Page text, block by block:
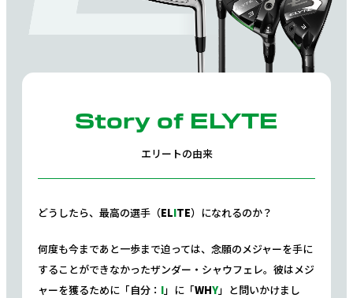
Story of ELYTE
エリートの由来
どうしたら、最高の選手（ELITE）になれるのか？
何度も今まであと一歩まで迫っては、念願のメジャーを手に
することができなかったザンダー・シャウフェレ。彼はメジ
ャーを獲るために「自分： I」に「WHY」と問いかけまし